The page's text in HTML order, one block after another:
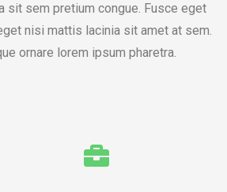
sit sem pretium congue. Fusce eget
nisi mattis lacinia sit amet at sem.
ornare lorem ipsum pharetra.